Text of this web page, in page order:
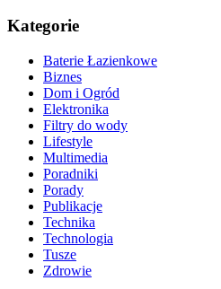
Kategorie
Baterie Łazienkowe
Biznes
Dom i Ogród
Elektronika
Filtry do wody
Lifestyle
Multimedia
Poradniki
Porady
Publikacje
Technika
Technologia
Tusze
Zdrowie